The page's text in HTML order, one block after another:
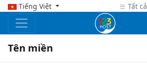
Tiếng Việt Tất cả
Tên miền